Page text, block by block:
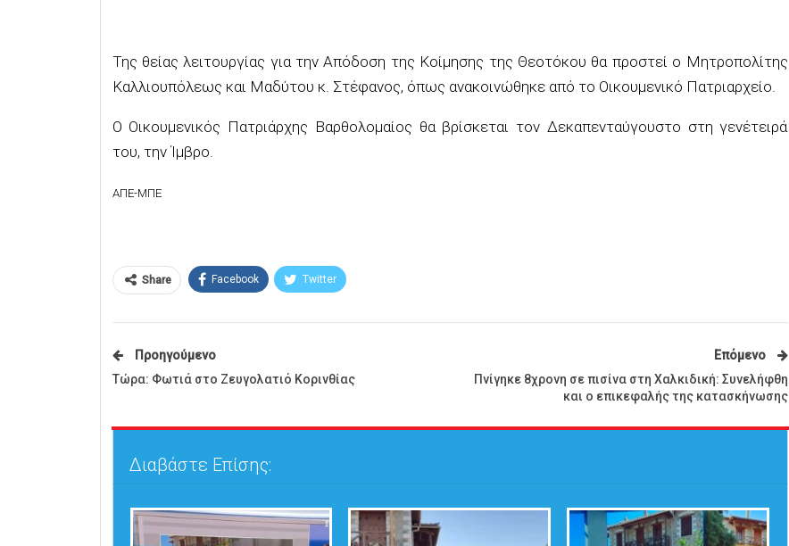
Της θείας λειτουργίας για την Απόδοση της Κοίμησης της Θεοτόκου θα προστεί ο Μητροπολίτης
Καλλιουπόλεως και Μαδύτου κ. Στέφανος, όπως ανακοινώθηκε από το Οικουμενικό Πατριαρχείο.
Ο Οικουμενικός Πατριάρχης Βαρθολομαίος θα βρίσκεται τον Δεκαπενταύγουστο στη γενέτειρά
του, την Ίμβρο.
AΠΕ-ΜΠΕ
Share Facebook Twitter
Προηγούμενο
Τώρα: Φωτιά στο Ζευγολατιό Κορινθίας
Επόμενο
Πνίγηκε 8χρονη σε πισίνα στη Χαλκιδική: Συνελήφθη
και ο επικεφαλής της κατασκήνωσης
Διαβάστε Επίσης: